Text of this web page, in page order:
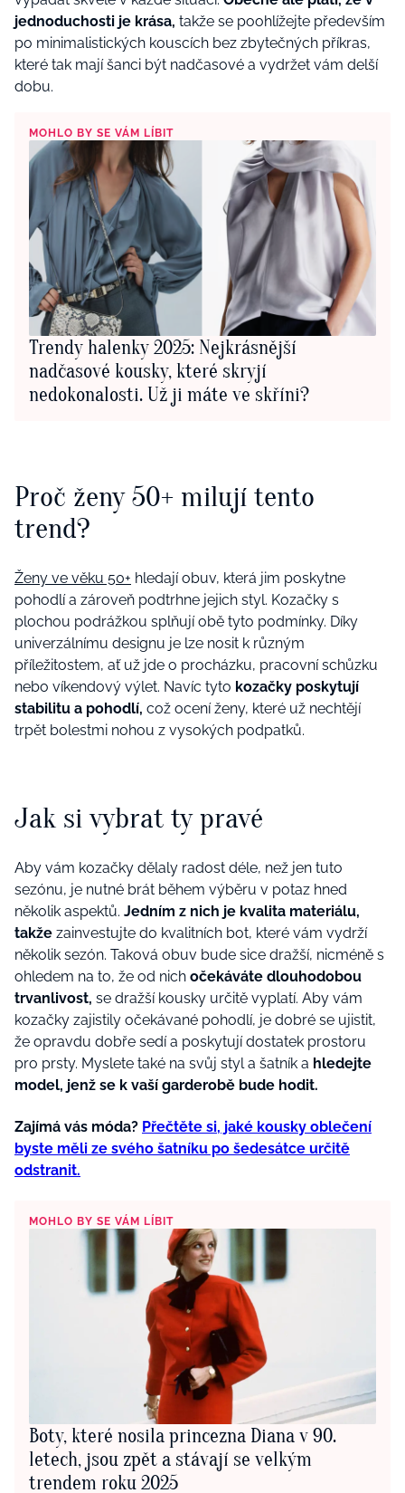
jednoduchosti je krása, takže se poohlížejte především
po minimalistických kouscích bez zbytečných příkras,
které tak mají šanci být nadčasové a vydržet vám delší
dobu.
MOHLO BY SE VÁM LÍBIT
Trendy halenky 2025: Nejkrásnější
nadčasové kousky, které skryjí
nedokonalosti. Už ji máte ve skříni?
Proč ženy 50+ milují tento
trend?
Ženy ve věku 50+ hledají obuv, která jim poskytne
pohodlí a zároveň podtrhne jejich styl. Kozačky s
plochou podrážkou splňují obě tyto podmínky. Díky
univerzálnímu designu je lze nosit k různým
příležitostem, ať už jde o procházku, pracovní schůzku
nebo víkendový výlet. Navíc tyto kozačky poskytují
stabilitu a pohodlí, což ocení ženy, které už nechtějí
trpět bolestmi nohou z vysokých podpatků.
Jak si vybrat ty pravé
Aby vám kozačky dělaly radost déle, než jen tuto
sezónu, je nutné brát během výběru v potaz hned
několik aspektů. Jedním z nich je kvalita materiálu,
takže zainvestujte do kvalitních bot, které vám vydrží
několik sezón. Taková obuv bude sice dražší, nicméně s
ohledem na to, že od nich očekáváte dlouhodobou
trvanlivost, se dražší kousky určitě vyplatí. Aby vám
kozačky zajistily očekávané pohodlí, je dobré se ujistit,
že opravdu dobře sedí a poskytují dostatek prostoru
pro prsty. Myslete také na svůj styl a šatník a hledejte
model, jenž se k vaší garderobě bude hodit.
Zajímá vás móda? Přečtěte si, jaké kousky oblečení
byste měli ze svého šatníku po šedesátce určitě
odstranit.
MOHLO BY SE VÁM LÍBIT
Boty, které nosila princezna Diana v 90.
letech, jsou zpět a stávají se velkým
trendem roku 2025